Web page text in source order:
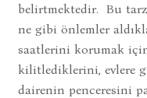
belirtmektedir. Bu
ne gibi önlemler
saatlerini korumak
kilitlediklerini, evlere
dairenin penceresini